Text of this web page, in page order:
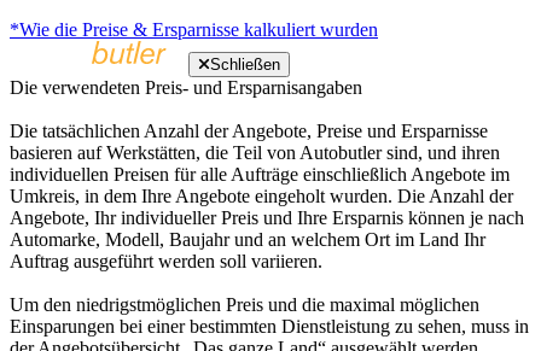
*Wie die Preise & Ersparnisse kalkuliert wurden
Schließen
Die verwendeten Preis- und Ersparnisangaben
Die tatsächlichen Anzahl der Angebote, Preise und Ersparnisse
basieren auf Werkstätten, die Teil von Autobutler sind, und ihren
individuellen Preisen für alle Aufträge einschließlich Angebote im
Umkreis, in dem Ihre Angebote eingeholt wurden. Die Anzahl der
Angebote, Ihr individueller Preis und Ihre Ersparnis können je nach
Automarke, Modell, Baujahr und an welchem Ort im Land Ihr
Auftrag ausgeführt werden soll variieren.
Um den niedrigstmöglichen Preis und die maximal möglichen
Einsparungen bei einer bestimmten Dienstleistung zu sehen, muss in